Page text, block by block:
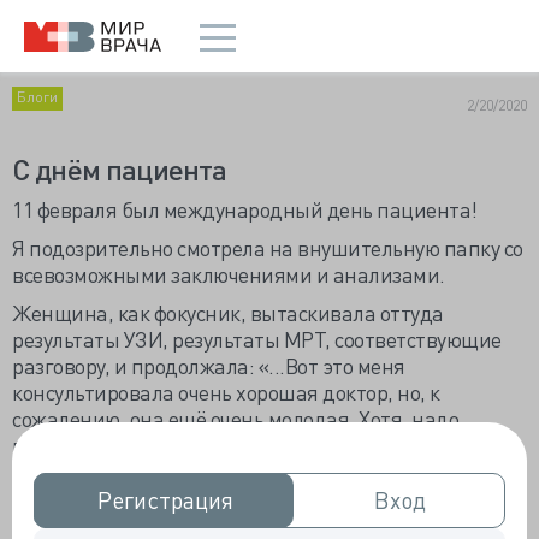
Регистрация
Регистрация Вход
Вход
Блоги 2/20/2020
С днём пациента
11 февраля был международный день пациента!
Я подозрительно смотрела на внушительную папку со
всевозможными заключениями и анализами.
Женщина, как фокусник, вытаскивала оттуда
результаты УЗИ, результаты МРТ, соответствующие
разговору, и продолжала: «...Вот это меня
консультировала очень хорошая доктор, но, к
сожалению, она ещё очень молодая. Хотя, надо
признать, её заключение соответствовало тому, что
сказал мне профессор на другой консультации и
совпадает с тем, что сказали мне Вы. И те гормоны,
которые она назначила, безусловно, мне подходят.